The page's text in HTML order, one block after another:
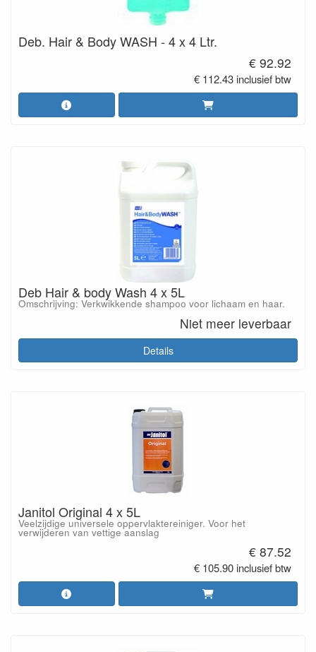
Deb. Hair & Body WASH - 4 x 4 Ltr.
€ 92.92
€ 112.43 inclusief btw
Deb Hair & body Wash 4 x 5L
Omschrijving: Verkwikkende shampoo voor lichaam en haar.
Niet meer leverbaar
Details
Janitol Original 4 x 5L
Veelzijdige universele oppervlaktereiniger. Voor het
verwijderen van vettige aanslag
€ 87.52
€ 105.90 inclusief btw